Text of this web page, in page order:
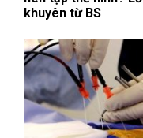
khuyên từ BS